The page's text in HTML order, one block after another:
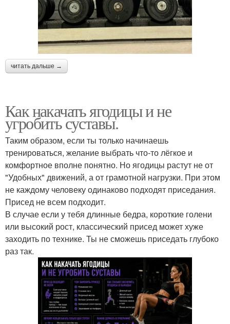
читать дальше →
Как накачать ягодицы и не
угробить суставы.
Таким образом, если ты только начинаешь
тренироваться, желание выбрать что-то лёгкое и
комфортное вполне понятно. Но ягодицы растут не от
"Удобных" движений, а от грамотной нагрузки. При этом
не каждому человеку одинаково подходят приседания.
Присед не всем подходит.
В случае если у тебя длинные бедра, короткие голени
или высокий рост, классический присед может хуже
заходить по технике. Ты не сможешь приседать глубоко
раз так.